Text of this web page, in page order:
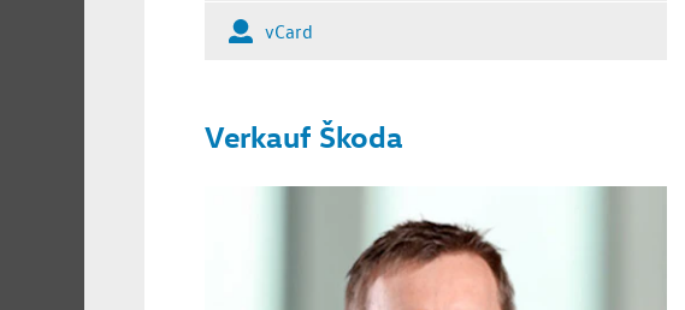
vCard
Verkauf Škoda